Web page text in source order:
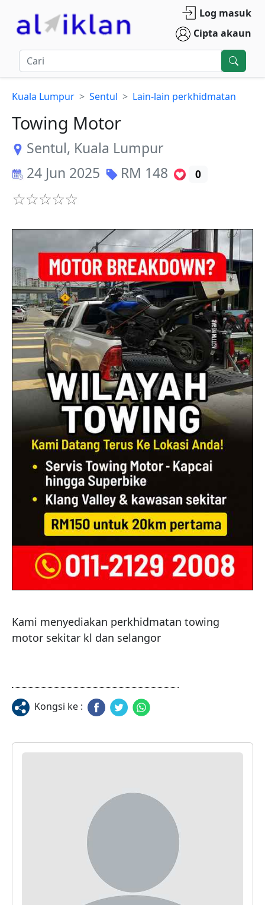
Log masuk
Cipta akaun
Kuala Lumpur Sentul Lain-lain perkhidmatan
Towing Motor
Sentul, Kuala Lumpur
24 Jun 2025
RM 148 0
Kami menyediakan perkhidmatan towing
motor sekitar kl dan selangor
Kongsi ke :